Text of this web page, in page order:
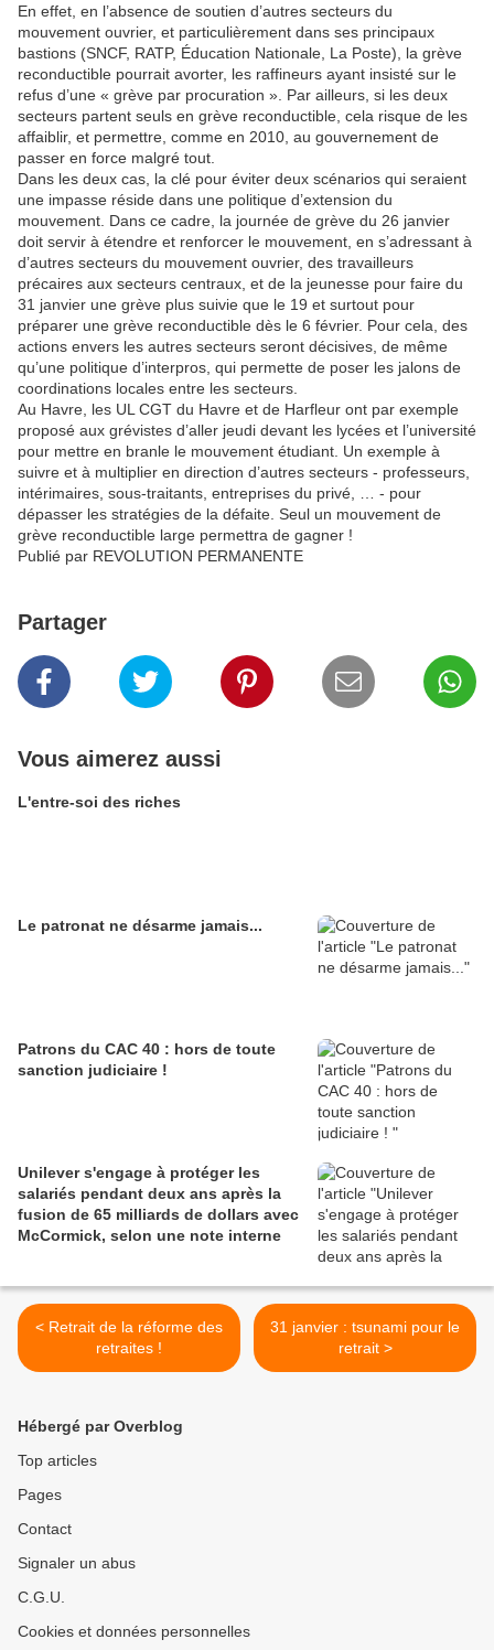
En effet, en l’absence de soutien d’autres secteurs du
mouvement ouvrier, et particulièrement dans ses principaux
bastions (SNCF, RATP, Éducation Nationale, La Poste), la grève
reconductible pourrait avorter, les raffineurs ayant insisté sur le
refus d’une « grève par procuration ». Par ailleurs, si les deux
secteurs partent seuls en grève reconductible, cela risque de les
affaiblir, et permettre, comme en 2010, au gouvernement de
passer en force malgré tout.
Dans les deux cas, la clé pour éviter deux scénarios qui seraient
une impasse réside dans une politique d’extension du
mouvement. Dans ce cadre, la journée de grève du 26 janvier
doit servir à étendre et renforcer le mouvement, en s’adressant à
d’autres secteurs du mouvement ouvrier, des travailleurs
précaires aux secteurs centraux, et de la jeunesse pour faire du
31 janvier une grève plus suivie que le 19 et surtout pour
préparer une grève reconductible dès le 6 février. Pour cela, des
actions envers les autres secteurs seront décisives, de même
qu’une politique d’interpros, qui permette de poser les jalons de
coordinations locales entre les secteurs.
Au Havre, les UL CGT du Havre et de Harfleur ont par exemple
proposé aux grévistes d’aller jeudi devant les lycées et l’université
pour mettre en branle le mouvement étudiant. Un exemple à
suivre et à multiplier en direction d’autres secteurs - professeurs,
intérimaires, sous-traitants, entreprises du privé, … - pour
dépasser les stratégies de la défaite. Seul un mouvement de
grève reconductible large permettra de gagner !
Publié par REVOLUTION PERMANENTE
Partager
Vous aimerez aussi
L'entre-soi des riches
Le patronat ne désarme jamais...
Patrons du CAC 40 : hors de toute
sanction judiciaire !
Unilever s'engage à protéger les
salariés pendant deux ans après la
fusion de 65 milliards de dollars avec
McCormick, selon une note interne
< Retrait de la réforme des
retraites !
31 janvier : tsunami pour le
retrait >
Hébergé par Overblog
Top articles
Pages
Contact
Signaler un abus
C.G.U.
Cookies et données personnelles